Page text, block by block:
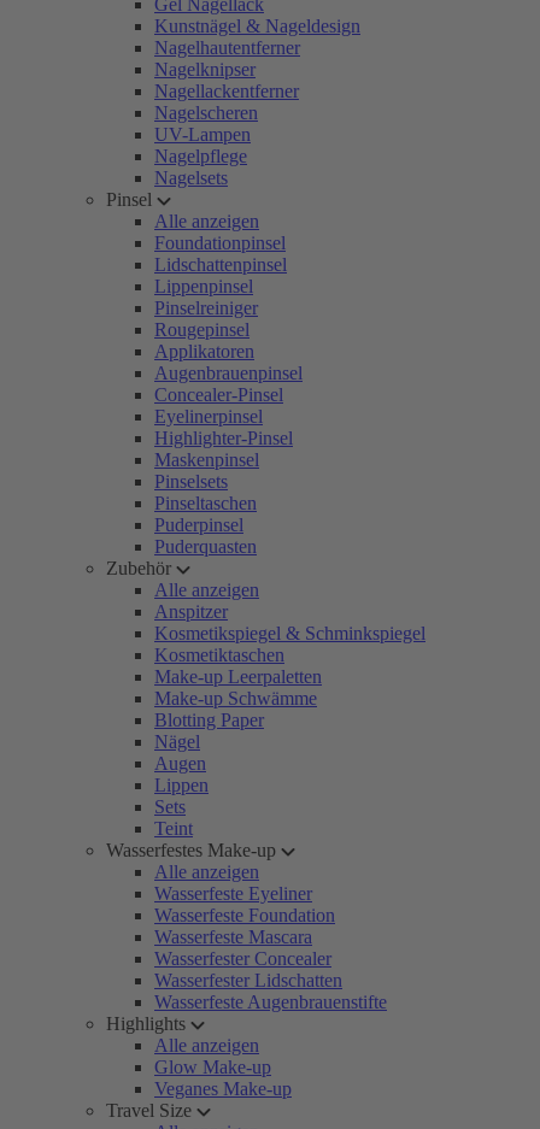
Gel Nagellack
Kunstnägel & Nageldesign
Nagelhautentferner
Nagelknipser
Nagellackentferner
Nagelscheren
UV-Lampen
Nagelpflege
Nagelsets
Pinsel
Alle anzeigen
Foundationpinsel
Lidschattenpinsel
Lippenpinsel
Pinselreiniger
Rougepinsel
Applikatoren
Augenbrauenpinsel
Concealer-Pinsel
Eyelinerpinsel
Highlighter-Pinsel
Maskenpinsel
Pinselsets
Pinseltaschen
Puderpinsel
Puderquasten
Zubehör
Alle anzeigen
Anspitzer
Kosmetikspiegel & Schminkspiegel
Kosmetiktaschen
Make-up Leerpaletten
Make-up Schwämme
Blotting Paper
Nägel
Augen
Lippen
Sets
Teint
Wasserfestes Make-up
Alle anzeigen
Wasserfeste Eyeliner
Wasserfeste Foundation
Wasserfeste Mascara
Wasserfester Concealer
Wasserfester Lidschatten
Wasserfeste Augenbrauenstifte
Highlights
Alle anzeigen
Glow Make-up
Veganes Make-up
Travel Size